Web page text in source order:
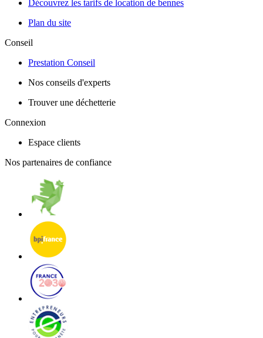
Découvrez les tarifs de location de bennes
Plan du site
Conseil
Prestation Conseil
Nos conseils d'experts
Trouver une déchetterie
Connexion
Espace clients
Nos partenaires de confiance